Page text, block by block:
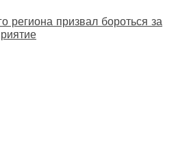
региона призвал бороться за